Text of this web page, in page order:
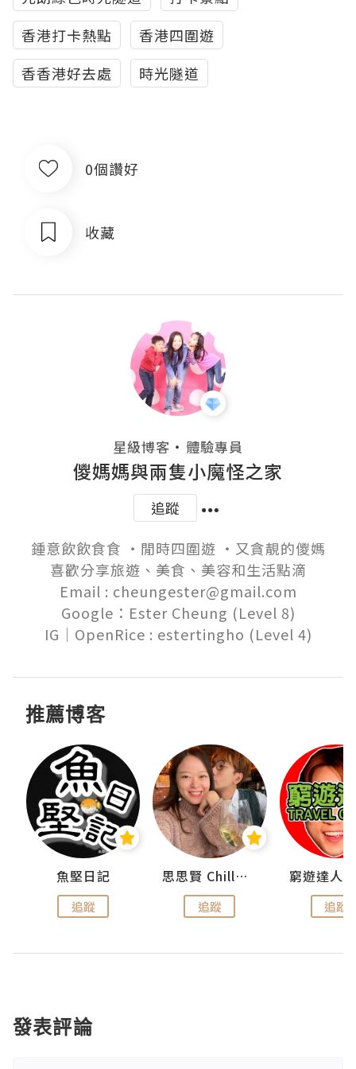
香港打卡熱點
香港四圍遊
香香港好去處
時光隧道
0個讚好
收藏
星級博客 ・ 體驗專員
儍媽媽與兩隻小魔怪之家
追蹤
鍾意飲飲食食 ‧閒時四圍遊 ‧又貪靚的儍媽
喜歡分享旅遊、美食、美容和生活點滴
Email : cheungester@gmail.com
Google：Ester Cheung (Level 8)
推薦博客
魚堅日記
追蹤
思思賢 ChillMyBabe
追蹤 追蹤
發表評論